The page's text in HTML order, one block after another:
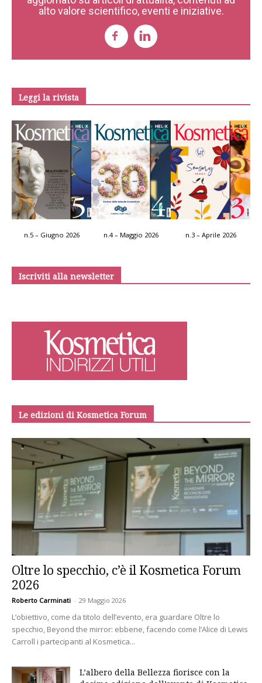
alto valore scientifico, eventi e iniziative.
Leggi la rivista
n.5 – Giugno 2026 n.4 – Maggio 2026 n.3 – Aprile 2026
Iscriviti alla newsletter
Le edizioni di Kosmetica Forum
Oltre lo specchio, c’è il Kosmetica Forum
2026
Roberto Carminati - 29 Maggio 2026
L’obiettivo, come da titolo dell’evento, era guardare Oltre lo
specchio, Beyond the mirror: ebbene, facendo come l’Alice di Lewis
Carroll i partecipanti al Kosmetica...
L’albero della Bellezza fiorisce con la